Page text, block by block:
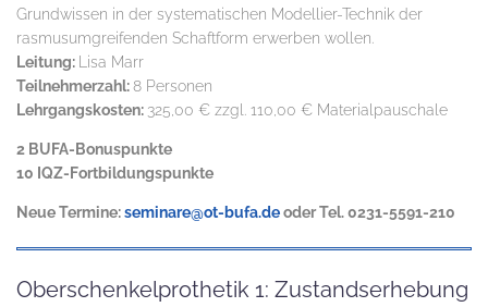
Grundwissen in der systematischen Modellier-Technik der
rasmusumgreifenden Schaftform erwerben wollen.
Leitung: Lisa Marr
Teilnehmerzahl:8 Personen
Lehrgangskosten: 325,00 € zzgl. 110,00 € Materialpauschale
2 BUFA-Bonuspunkte
10 IQZ-Fortbildungspunkte
Neue Termine:seminare@ot-bufa.deoder Tel. 0231-5591-210
Oberschenkelprothetik 1: Zustandserhebung